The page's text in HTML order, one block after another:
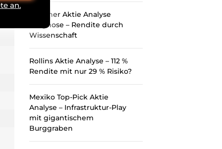
Danaher Aktie Analyse
Prognose – Rendite durch
Wissenschaft
Rollins Aktie Analyse – 112 %
Rendite mit nur 29 % Risiko?
Mexiko Top-Pick Aktie
Analyse – Infrastruktur-Play
mit gigantischem
Burggraben
an.